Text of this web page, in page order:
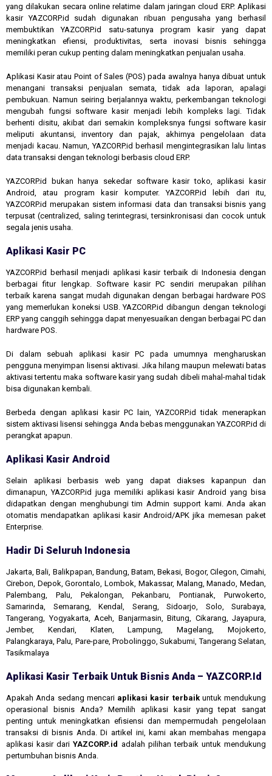
yang dilakukan secara online relatime dalam jaringan cloud ERP. Aplikasi
kasir YAZCORP.id sudah digunakan ribuan pengusaha yang berhasil
membuktikan YAZCORP.id satu-satunya program kasir yang dapat
meningkatkan efiensi, produktivitas, serta inovasi bisnis sehingga
memiliki peran cukup penting dalam meningkatkan penjualan usaha.
Aplikasi Kasir atau Point of Sales (POS) pada awalnya hanya dibuat untuk
menangani transaksi penjualan semata, tidak ada laporan, apalagi
pembukuan. Namun seiring berjalannya waktu, perkembangan teknologi
mengubah fungsi software kasir menjadi lebih kompleks lagi. Tidak
berhenti disitu, akibat dari semakin kompleksnya fungsi software kasir
meliputi akuntansi, inventory dan pajak, akhirnya pengelolaan data
menjadi kacau. Namun, YAZCORP.id berhasil mengintegrasikan lalu lintas
data transaksi dengan teknologi berbasis cloud ERP.
YAZCORP.id bukan hanya sekedar software kasir toko, aplikasi kasir
Android, atau program kasir komputer. YAZCORP.id lebih dari itu,
YAZCORP.id merupakan sistem informasi data dan transaksi bisnis yang
terpusat (centralized, saling terintegrasi, tersinkronisasi dan cocok untuk
segala jenis usaha.
Aplikasi Kasir PC
YAZCORP.id berhasil menjadi aplikasi kasir terbaik di Indonesia dengan
berbagai fitur lengkap. Software kasir PC sendiri merupakan pilihan
terbaik karena sangat mudah digunakan dengan berbagai hardware POS
yang memerlukan koneksi USB. YAZCORP.id dibangun dengan teknologi
ERP yang canggih sehingga dapat menyesuaikan dengan berbagai PC dan
hardware POS.
Di dalam sebuah aplikasi kasir PC pada umumnya mengharuskan
pengguna menyimpan lisensi aktivasi. Jika hilang maupun melewati batas
aktivasi tertentu maka software kasir yang sudah dibeli mahal-mahal tidak
bisa digunakan kembali.
Berbeda dengan aplikasi kasir PC lain, YAZCORP.id tidak menerapkan
sistem aktivasi lisensi sehingga Anda bebas menggunakan YAZCORP.id di
perangkat apapun.
Aplikasi Kasir Android
Selain aplikasi berbasis web yang dapat diakses kapanpun dan
dimanapun, YAZCORP.id juga memiliki aplikasi kasir Android yang bisa
didapatkan dengan menghubungi tim Admin support kami. Anda akan
otomatis mendapatkan aplikasi kasir Android/APK jika memesan paket
Enterprise.
Hadir Di Seluruh Indonesia
Jakarta, Bali, Balikpapan, Bandung, Batam, Bekasi, Bogor, Cilegon, Cimahi,
Cirebon, Depok, Gorontalo, Lombok, Makassar, Malang, Manado, Medan,
Palembang, Palu, Pekalongan, Pekanbaru, Pontianak, Purwokerto,
Samarinda, Semarang, Kendal, Serang, Sidoarjo, Solo, Surabaya,
Tangerang, Yogyakarta, Aceh, Banjarmasin, Bitung, Cikarang, Jayapura,
Jember, Kendari, Klaten, Lampung, Magelang, Mojokerto,
Palangkaraya, Palu, Pare-pare, Probolinggo, Sukabumi, Tangerang Selatan,
Tasikmalaya
Aplikasi Kasir Terbaik Untuk Bisnis Anda – YAZCORP.id
Apakah Anda sedang mencari aplikasi kasir terbaikuntuk mendukung
operasional bisnis Anda? Memilih aplikasi kasir yang tepat sangat
penting untuk meningkatkan efisiensi dan mempermudah pengelolaan
transaksi di bisnis Anda. Di artikel ini, kami akan membahas mengapa
aplikasi kasir dariYAZCORP.id adalah pilihan terbaik untuk mendukung
pertumbuhan bisnis Anda.